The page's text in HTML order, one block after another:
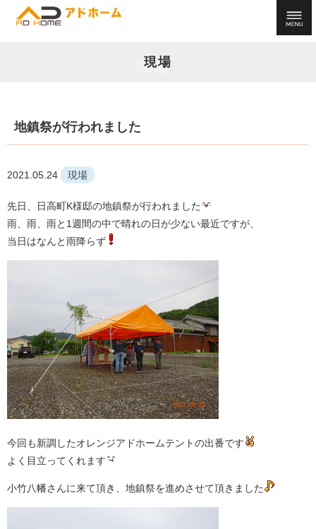
現場
地鎮祭が行われました
2021.05.24 現場
先日、日高町K様邸の地鎮祭が行われました
雨、雨、雨と1週間の中で晴れの日が少ない最近ですが、
当日はなんと雨降らず
今回も新調したオレンジアドホームテントの出番です
よく目立ってくれます
小竹八幡さんに来て頂き、地鎮祭を進めさせて頂きました